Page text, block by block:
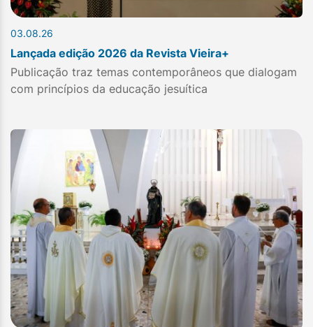
03.08.26
Lançada edição 2026 da Revista Vieira+
Publicação traz temas contemporâneos que dialogam
com princípios da educação jesuítica